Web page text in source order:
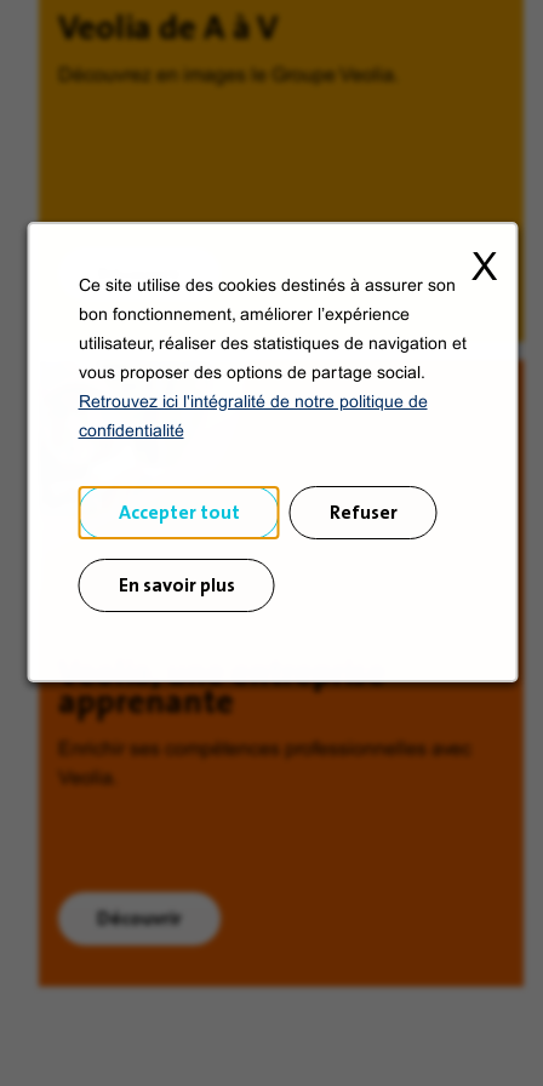
X
Ce site utilise des cookies destinés à assurer son
bon fonctionnement, améliorer l’expérience
utilisateur, réaliser des statistiques de navigation et
vous proposer des options de partage social.
Retrouvez ici l'intégralité de notre politique de
confidentialité
Accepter tout Refuser
En savoir plus
Veolia de A à V
Découvrez en images le Groupe Veolia.
Découvrir
Veolia, une entreprise
apprenante
Enrichir ses compétences professionnelles avec
Veolia.
Découvrir